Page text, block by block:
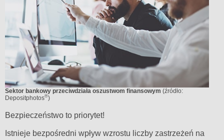
Sektor bankowy przeciwdziała oszustwom finansowym (źródło:
Depositphotos®)
Bezpieczeństwo to priorytet!
Istnieje bezpośredni wpływ wzrostu liczby zastrzeżeń na